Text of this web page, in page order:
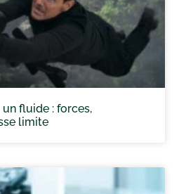
fluide : forces,
limite